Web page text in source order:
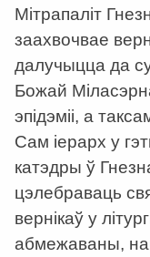
Мітрапаліт
заахвочвае
далучыцца да
Божай
эпідэміі, а
Сам іерарх у
катэдры ў
цэлебраваць
вернікаў у
абмежаваны,